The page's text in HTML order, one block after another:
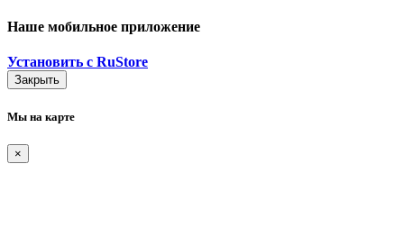
Наше мобильное приложение
Установить с RuStore
Закрыть
Мы на карте
×